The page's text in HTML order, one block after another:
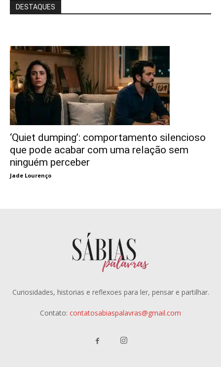
DESTAQUES
‘Quiet dumping’: comportamento silencioso
que pode acabar com uma relação sem
ninguém perceber
Jade Lourenço
Curiosidades, historias e reflexoes para ler, pensar e partilhar.
Contato: contatosabiaspalavras@gmail.com